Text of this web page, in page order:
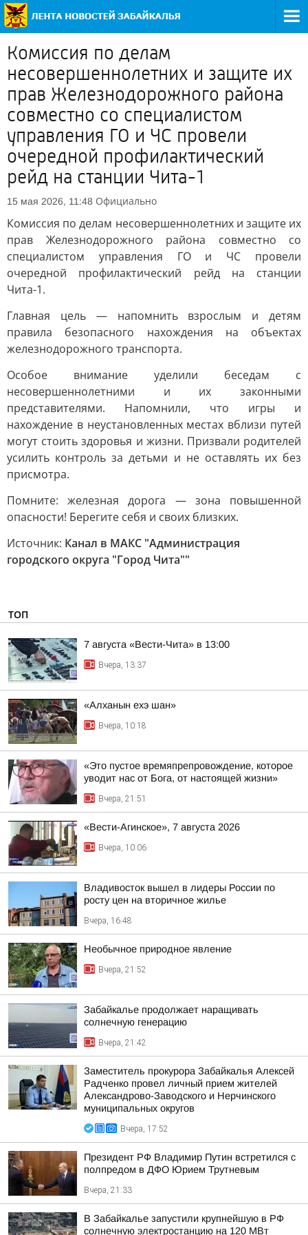
Комиссия по делам
несовершеннолетних и защите их
прав Железнодорожного района
совместно со специалистом
управления ГО и ЧС провели
очередной профилактический
рейд на станции Чита-1
15 мая 2026, 11:48 Официально
Комиссия по делам несовершеннолетних и защите их
прав Железнодорожного района совместно со
специалистом управления ГО и ЧС провели
очередной профилактический рейд на станции
Чита-1.
Главная цель — напомнить взрослым и детям
правила безопасного нахождения на объектах
железнодорожного транспорта.
Особое внимание уделили беседам с
несовершеннолетними и их законными
представителями. Напомнили, что игры и
нахождение в неустановленных местах вблизи путей
могут стоить здоровья и жизни. Призвали родителей
усилить контроль за детьми и не оставлять их без
присмотра.
Помните: железная дорога — зона повышенной
опасности! Берегите себя и своих близких.
Источник: Канал в МАКС "Администрация
городского округа "Город Чита""
ТОП
7 августа «Вести-Чита» в 13:00
Вчера, 13:37
«Алханын ехэ шан»
Вчера, 10:18
«Это пустое времяпрепровождение, которое
уводит нас от Бога, от настоящей жизни»
Вчера, 21:51
«Вести-Агинское», 7 августа 2026
Вчера, 10:06
Владивосток вышел в лидеры России по
росту цен на вторичное жилье
Вчера, 16:48
Необычное природное явление
Вчера, 21:52
Забайкалье продолжает наращивать
солнечную генерацию
Вчера, 21:42
Заместитель прокурора Забайкалья Алексей
Радченко провел личный прием жителей
Александрово-Заводского и Нерчинского
муниципальных округов
Вчера, 17:52
Президент РФ Владимир Путин встретился с
полпредом в ДФО Юрием Трутневым
Вчера, 21:33
В Забайкалье запустили крупнейшую в РФ
солнечную электростанцию на 120 МВт